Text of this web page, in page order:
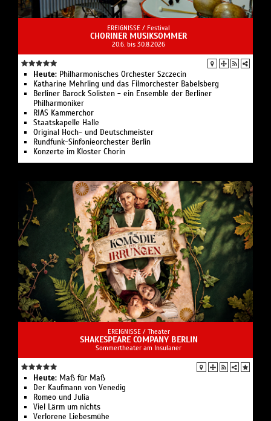
EREIGNISSE / Festival
CHORINER MUSIKSOMMER
20.6. bis 30.8.2026
Heute: Philharmonisches Orchester Szczecin
Katharine Mehrling und das Filmorchester Babelsberg
Berliner Barock Solisten - ein Ensemble der Berliner
Philharmoniker
RIAS Kammerchor
Staatskapelle Halle
Original Hoch- und Deutschmeister
Rundfunk-Sinfonieorchester Berlin
Konzerte im Kloster Chorin
EREIGNISSE / Theater
SHAKESPEARE COMPANY BERLIN
Sommertheater am Insulaner
Heute: Maß für Maß
Der Kaufmann von Venedig
Romeo und Julia
Viel Lärm um nichts
Verlorene Liebesmühe